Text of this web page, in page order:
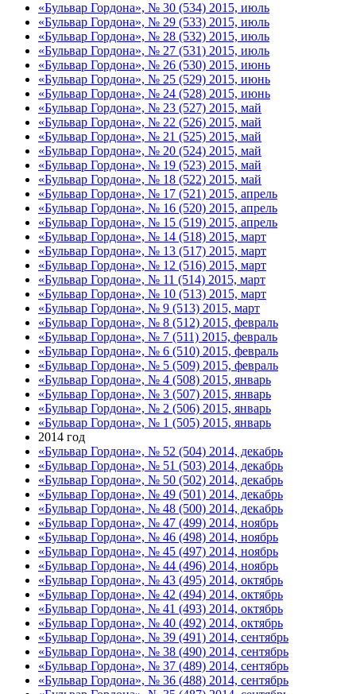
«Бульвар Гордона», № 30 (534) 2015, июль
«Бульвар Гордона», № 29 (533) 2015, июль
«Бульвар Гордона», № 28 (532) 2015, июль
«Бульвар Гордона», № 27 (531) 2015, июль
«Бульвар Гордона», № 26 (530) 2015, июнь
«Бульвар Гордона», № 25 (529) 2015, июнь
«Бульвар Гордона», № 24 (528) 2015, июнь
«Бульвар Гордона», № 23 (527) 2015, май
«Бульвар Гордона», № 22 (526) 2015, май
«Бульвар Гордона», № 21 (525) 2015, май
«Бульвар Гордона», № 20 (524) 2015, май
«Бульвар Гордона», № 19 (523) 2015, май
«Бульвар Гордона», № 18 (522) 2015, май
«Бульвар Гордона», № 17 (521) 2015, апрель
«Бульвар Гордона», № 16 (520) 2015, апрель
«Бульвар Гордона», № 15 (519) 2015, апрель
«Бульвар Гордона», № 14 (518) 2015, март
«Бульвар Гордона», № 13 (517) 2015, март
«Бульвар Гордона», № 12 (516) 2015, март
«Бульвар Гордона», № 11 (514) 2015, март
«Бульвар Гордона», № 10 (513) 2015, март
«Бульвар Гордона», № 9 (513) 2015, март
«Бульвар Гордона», № 8 (512) 2015, февраль
«Бульвар Гордона», № 7 (511) 2015, февраль
«Бульвар Гордона», № 6 (510) 2015, февраль
«Бульвар Гордона», № 5 (509) 2015, февраль
«Бульвар Гордона», № 4 (508) 2015, январь
«Бульвар Гордона», № 3 (507) 2015, январь
«Бульвар Гордона», № 2 (506) 2015, январь
«Бульвар Гордона», № 1 (505) 2015, январь
2014 год
«Бульвар Гордона», № 52 (504) 2014, декабрь
«Бульвар Гордона», № 51 (503) 2014, декабрь
«Бульвар Гордона», № 50 (502) 2014, декабрь
«Бульвар Гордона», № 49 (501) 2014, декабрь
«Бульвар Гордона», № 48 (500) 2014, декабрь
«Бульвар Гордона», № 47 (499) 2014, ноябрь
«Бульвар Гордона», № 46 (498) 2014, ноябрь
«Бульвар Гордона», № 45 (497) 2014, ноябрь
«Бульвар Гордона», № 44 (496) 2014, ноябрь
«Бульвар Гордона», № 43 (495) 2014, октябрь
«Бульвар Гордона», № 42 (494) 2014, октябрь
«Бульвар Гордона», № 41 (493) 2014, октябрь
«Бульвар Гордона», № 40 (492) 2014, октябрь
«Бульвар Гордона», № 39 (491) 2014, сентябрь
«Бульвар Гордона», № 38 (490) 2014, сентябрь
«Бульвар Гордона», № 37 (489) 2014, сентябрь
«Бульвар Гордона», № 36 (488) 2014, сентябрь